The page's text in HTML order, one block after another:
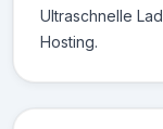
Ultraschnelle
Hosting.